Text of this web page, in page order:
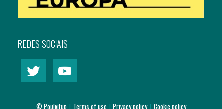
REDES SOCIAIS
© Poulpitup | Terms of use | Privacy policy | Cookie policy